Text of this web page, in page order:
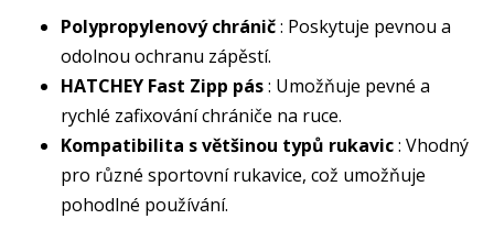
Polypropylenový chránič: Poskytuje pevnou a
odolnou ochranu zápěstí.
HATCHEY Fast Zipp pás: Umožňuje pevné a
rychlé zafixování chrániče na ruce.
Kompatibilita s většinou typů rukavic: Vhodný
pro různé sportovní rukavice, což umožňuje
pohodlné používání.